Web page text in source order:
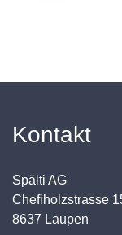
Kontakt
Spälti AG
Chefiholzstrasse
8637 Laupen